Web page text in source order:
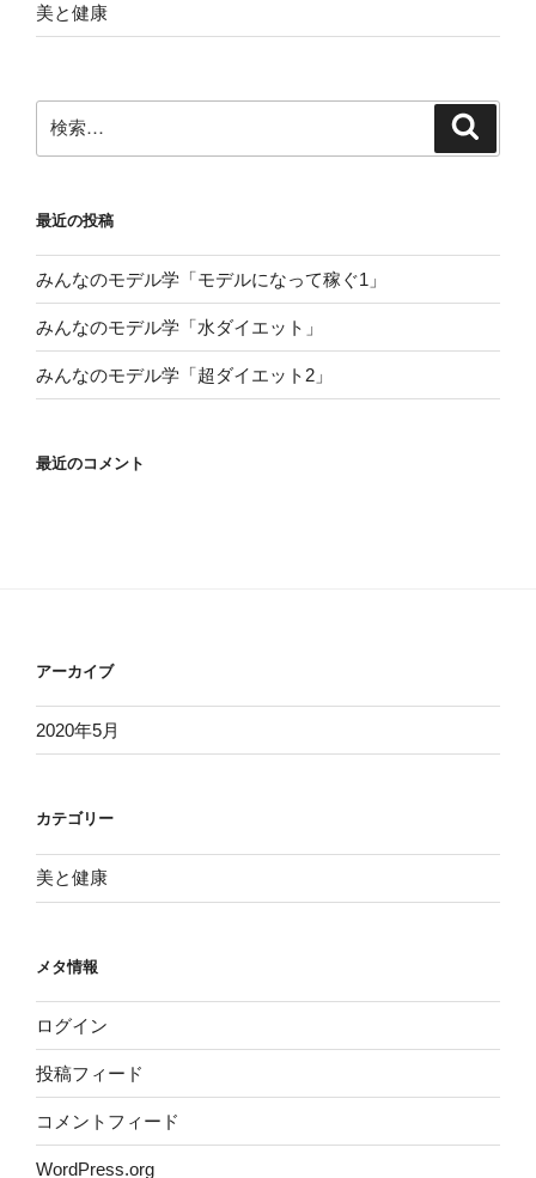
美と健康
検
索:
最近の投稿
みんなのモデル学「モデルになって稼ぐ1」
みんなのモデル学「水ダイエット」
みんなのモデル学「超ダイエット2」
最近のコメント
アーカイブ
2020年5月
カテゴリー
美と健康
メタ情報
ログイン
投稿フィード
コメントフィード
WordPress.org